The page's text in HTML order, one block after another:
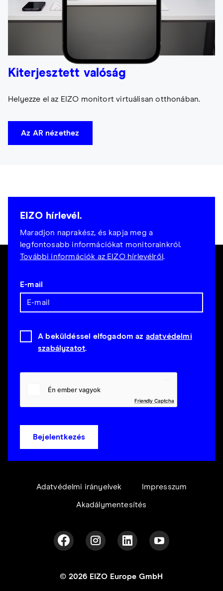
Kiterjesztett valóság
Helyezze el az EIZO monitort virtuálisan otthonában.
Az AR nézethez
EIZO hírlevél.
Maradjon naprakész, és kapja meg a
legfontosabb információkat monitorainkról.
További információk az EIZO hírlevélről.
E-mail
A beküldéssel elfogadom az adatvédelmi
szabályzatot.
Friendly Captcha
Bejelentkezés
Adatvédelmi irányelvek Impresszum
Akadálymentesítés
© 2026 EIZO Europe GmbH